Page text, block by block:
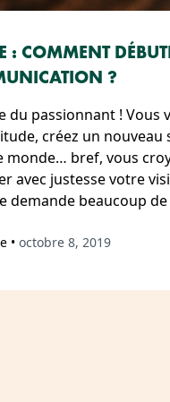
: COMMENT
?
du passionnant ! Vous
créez un nouveau
monde… bref, vous
avec justesse votre
demande beaucoup
• octobre 8, 2019